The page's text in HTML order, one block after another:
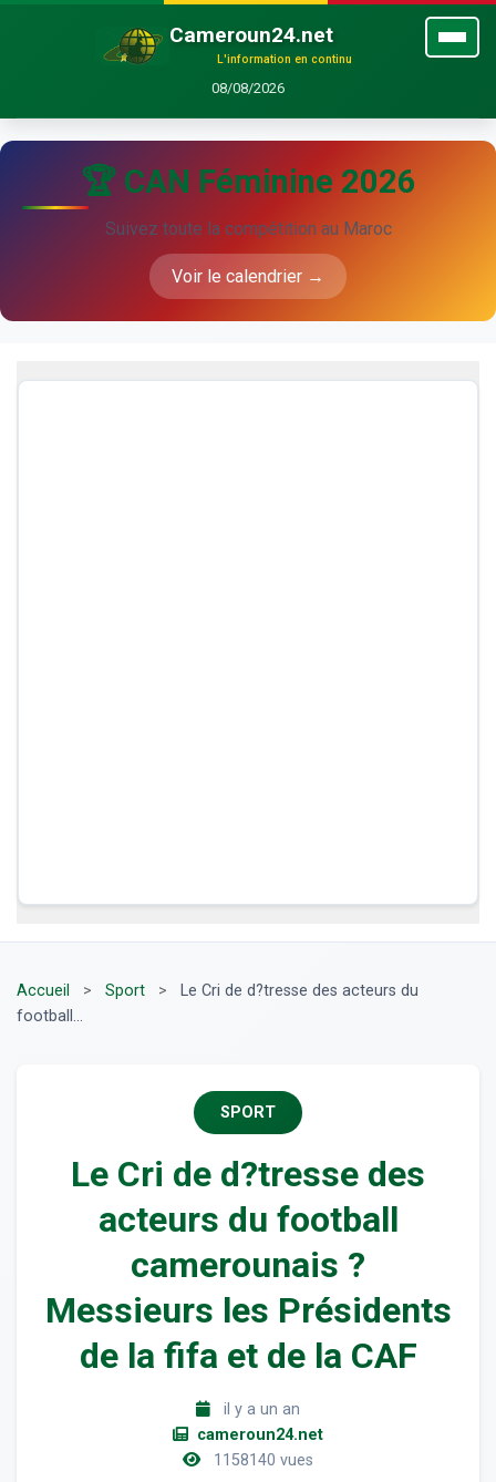
Cameroun24.net
L'information en continu
08/08/2026
🏆 CAN Féminine 2026
Suivez toute la compétition au Maroc
Voir le calendrier →
Accueil > Sport >
Le Cri de d?tresse des acteurs du
football...
SPORT
Le Cri de d?tresse des
acteurs du football
camerounais ?
Messieurs les Présidents
de la fifa et de la CAF
il y a un an
cameroun24.net
1158140 vues